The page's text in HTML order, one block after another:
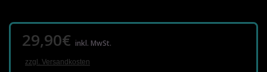
29,90€ inkl. MwSt.
zzgl. Versandkosten